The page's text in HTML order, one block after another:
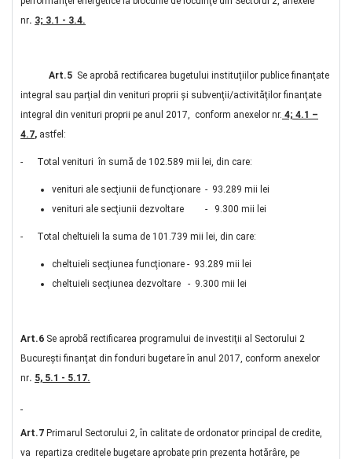
nr. 3; 3.1 - 3.4.
Art.5 Se aprobă rectificarea bugetului instituţiilor publice finanţate
integral sau parţial din venituri proprii şi subvenţii/activităţilor finanţate
integral din venituri proprii pe anul 2017, conform anexelor nr. 4; 4.1 –
4.7, astfel:
- Total venituri în sumă de 102.589 mii lei, din care:
venituri ale secţiunii de funcţionare - 93.289 mii lei
venituri ale secţiunii dezvoltare - 9.300 mii lei
- Total cheltuieli la suma de 101.739 mii lei, din care:
cheltuieli secţiunea funcţionare - 93.289 mii lei
cheltuieli secţiunea dezvoltare - 9.300 mii lei
Art.6 Se aprobã rectificarea programului de investiţii al Sectorului 2
Bucureşti finanţat din fonduri bugetare în anul 2017, conform anexelor
nr. 5, 5.1 - 5.17.
Art.7 Primarul Sectorului 2, în calitate de ordonator principal de credite,
va repartiza creditele bugetare aprobate prin prezenta hotărâre, pe